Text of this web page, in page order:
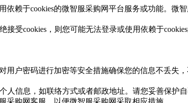
赖于cookies的微智服采购网平台服务或功能。微
受cookies，则您可能无法登录或使用依赖于
户密码进行加密等安全措施确保您的信息不丢失
信息，如联络方式或者邮政地址。请您妥善保护